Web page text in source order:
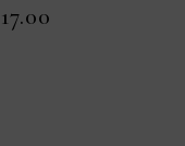
17.00